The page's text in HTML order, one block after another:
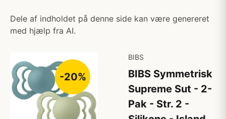
Dele af indholdet på denne side kan være genereret
med hjælp fra AI.
-20%
BIBS
BIBS Symmetrisk
Supreme Sut - 2-
Pak - Str. 2 -